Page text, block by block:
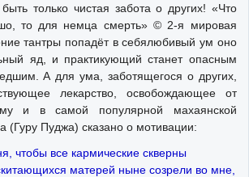
только чистая забота о других! «Что
то для немца смерть» © 2-я мировая
тантры попадёт в себялюбивый ум оно
яд, и практикующий станет опасным
А для ума, заботящегося о других,
лекарство, освобождающее от
и в самой популярной махаянской
(Гуру Пуджа) сказано о мотивации:
чтобы все кармические скверны
матерей ныне созрели во мне,